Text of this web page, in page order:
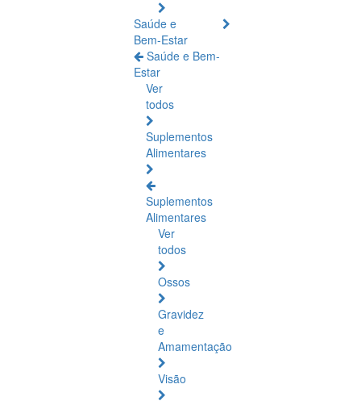
Saúde e
Bem-Estar
Saúde e Bem-
Estar
Ver
todos
Suplementos
Alimentares
Suplementos
Alimentares
Ver
todos
Ossos
Gravidez
e
Amamentação
Visão